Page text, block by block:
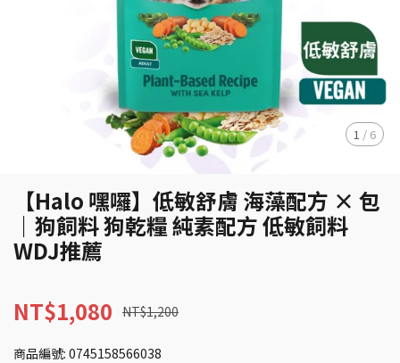
1 / 6
【Halo 嘿囉】低敏舒膚 海藻配方 × 包
｜狗飼料 狗乾糧 純素配方 低敏飼料
WDJ推薦
NT$1,080 NT$1,200
商品編號: 0745158566038